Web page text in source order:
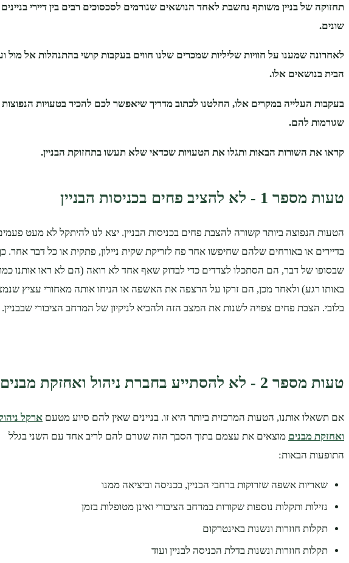
תחזוקה של בניין משותף נחשבת לאחד הנושאים שגורמים לסכסוכים רבים בין דיירי בניינים
שונים.
לאחרונה שמענו על חוויות שליליות שמכרים שלנו חווים בעקבות קושי בהתנהלות אל מול
הבית בנושאים אלו.
בעקבות העלייה במקרים אלו, החלטנו לכתוב מדריך שיאפשר לכם להכיר בטעויות הנפוצות
שגורמות להם.
קראו את השורות הבאות ותגלו את הטעויות שכדאי שלא תעשו בתחזוקת הבניין.
טעות מספר 1 - לא להציב פחים בכניסות הבניין
הטעות הנפוצה ביותר קשורה להצבת פחים בכניסות הבניין. יצא לנו להיתקל לא מעט
בדיירים או באורחים שלהם שחיפשו אחר פח לזריקת שקית ניילון, פתקית או כל דבר אחר.
שבסופו של דבר, הם הסתכלו לצדדים כדי לבדוק שאף אחד לא רואה (הם לא ראו אותנו
באותו רגע) ולאחר מכן, הם זרקו על הרצפה את האשפה או הניחו אותה מאחורי עציץ
בלובי. הצבת פחים צפויה לשנות את המצב הזה ולהביא לניקיון של המרחב הציבורי שבבניין.
טעות מספר 2 - לא להסתייע בחברת ניהול ואחזקת מבנים
אם תשאלו אותנו, הטעות המרכזית ביותר היא זו. בניינים שאין להם סיוע מטעם ארקל
ואחזקת מבנים מוצאים את עצמם בתוך הסבך הזה שגורם להם לריב אחד עם השני בגלל
התופעות הבאות:
שאריות אשפה שזרוקות ברחבי הבניין, בכניסה וביציאה ממנו
נזילות ותקלות נוספות שקורות במרחב הציבורי ואינן מטופלות בזמן
תקלות חוזרות ונשנות באינטרקום
תקלות חוזרות ונשנות בדלת הכניסה לבניין ועוד